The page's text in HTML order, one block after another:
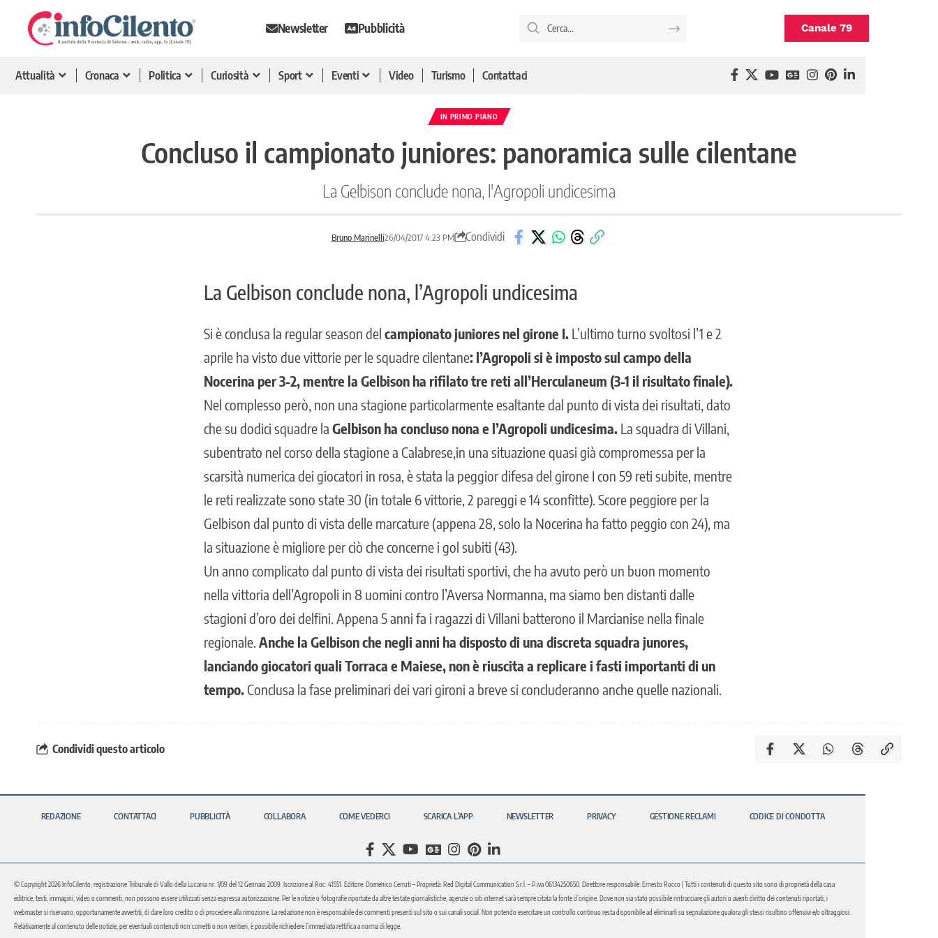
Newsletter Pubblicità Canale 79
Attualità Cronaca Politica Curiosità Sport Eventi Video Turismo Contattaci
IN PRIMO PIANO
Concluso il campionato juniores: panoramica sulle cilentane
La Gelbison conclude nona, l'Agropoli undicesima
Bruno Marinelli26/04/2017 4:23 PM Condividi
La Gelbison conclude nona, l’Agropoli undicesima
Si è conclusa la regular season del campionato juniores nel girone I. L’ultimo turno svoltosi l’1 e 2
aprile ha visto due vittorie per le squadre cilentane: l’Agropoli si è imposto sul campo della
Nocerina per 3-2, mentre la Gelbison ha rifilato tre reti all’Herculaneum (3-1 il risultato finale).
Nel complesso però, non una stagione particolarmente esaltante dal punto di vista dei risultati, dato
che su dodici squadre la Gelbison ha concluso nona e l’Agropoli undicesima. La squadra di Villani,
subentrato nel corso della stagione a Calabrese,in una situazione quasi già compromessa per la
scarsità numerica dei giocatori in rosa, è stata la peggior difesa del girone I con 59 reti subite, mentre
le reti realizzate sono state 30 (in totale 6 vittorie, 2 pareggi e 14 sconfitte). Score peggiore per la
Gelbison dal punto di vista delle marcature (appena 28, solo la Nocerina ha fatto peggio con 24), ma
la situazione è migliore per ciò che concerne i gol subiti (43).
Un anno complicato dal punto di vista dei risultati sportivi, che ha avuto però un buon momento
nella vittoria dell’Agropoli in 8 uomini contro l’Aversa Normanna, ma siamo ben distanti dalle
stagioni d’oro dei delfini. Appena 5 anni fa i ragazzi di Villani batterono il Marcianise nella finale
regionale. Anche la Gelbison che negli anni ha disposto di una discreta squadra junores,
lanciando giocatori quali Torraca e Maiese, non è riuscita a replicare i fasti importanti di un
tempo.Conclusa la fase preliminari dei vari gironi a breve si concluderanno anche quelle nazionali.
Condividi questo articolo
REDAZIONE CONTATTACI PUBBLICITÀ COLLABORA COME VEDERCI SCARICA L’APP NEWSLETTER PRIVACY GESTIONE RECLAMI CODICE DI CONDOTTA
© Copyright 2026 InfoCilento, registrazione Tribunale di Vallo della Lucania nr. 1/09 del 12 Gennaio 2009. Iscrizione al Roc: 41551. Editore: Domenico Cerruti – Proprietà: Red Digital Communication S.r.l. – P.iva 06134250650. Direttore responsabile: Ernesto Rocco | Tutti i contenuti di questo sito sono di proprietà della casa
editrice, testi, immagini, video o commenti, non possono essere utilizzati senza espressa autorizzazione. Per le notizie o fotografie riportate da altre testate giornalistiche, agenzie o siti internet sarà sempre citata la fonte d’origine. Dove non sia stato possibile rintracciare gli autori o aventi diritto dei contenuti riportati, i
webmaster si riservano, opportunamente avvertiti, di dare loro credito o di procedere alla rimozione. La redazione non è responsabile dei commenti presenti sul sito o sui canali social. Non potendo esercitare un controllo continuo resta disponibile ad eliminarli su segnalazione qualora gli stessi risultino offensivi e/o oltraggiosi.
Relativamente al contenuto delle notizie, per eventuali contenuti non corretti o non veritieri, è possibile richiedere l’immediata rettifica a norma di legge.